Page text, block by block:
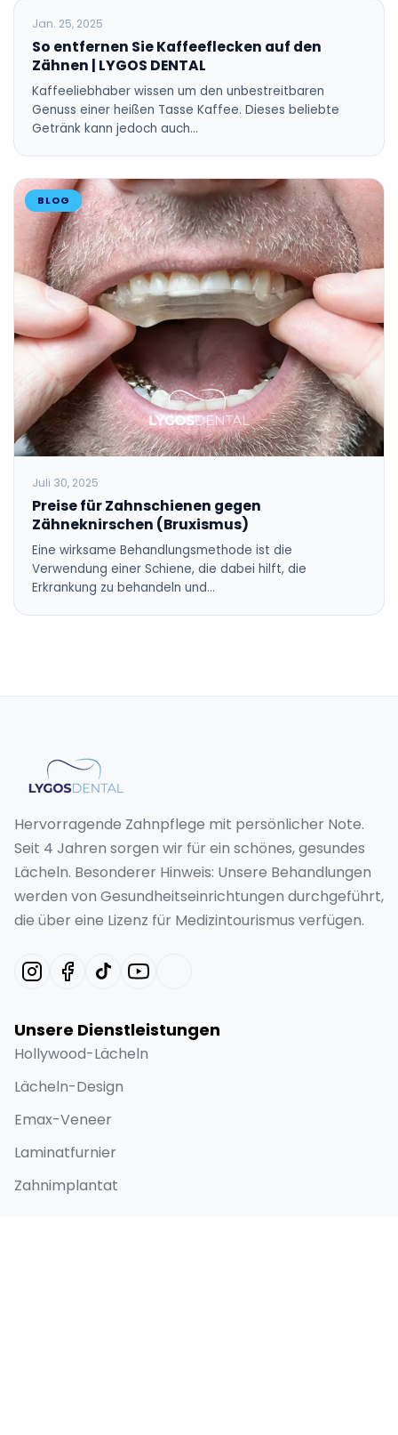
BLOG
Jan. 25, 2025
So entfernen Sie Kaffeeflecken auf den
Zähnen | LYGOS DENTAL
Kaffeeliebhaber wissen um den unbestreitbaren
Genuss einer heißen Tasse Kaffee. Dieses beliebte
Getränk kann jedoch auch…
BLOG
Juli 30, 2025
Preise für Zahnschienen gegen
Zähneknirschen (Bruxismus)
Eine wirksame Behandlungsmethode ist die
Verwendung einer Schiene, die dabei hilft, die
Erkrankung zu behandeln und…
Hervorragende Zahnpflege mit persönlicher Note.
Seit 4 Jahren sorgen wir für ein schönes, gesundes
Lächeln. Besonderer Hinweis: Unsere Behandlungen
werden von Gesundheitseinrichtungen durchgeführt,
die über eine Lizenz für Medizintourismus verfügen.
Unsere Dienstleistungen
Hollywood-Lächeln
Lächeln-Design
Emax-Veneer
Laminatfurnier
Zahnimplantat